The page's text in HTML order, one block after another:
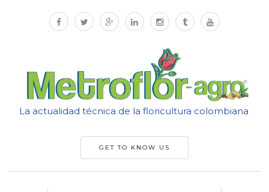
La actualidad técnica de la floricultura colombiana
GET TO KNOW US